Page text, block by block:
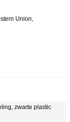
Union,
zwarte plastic